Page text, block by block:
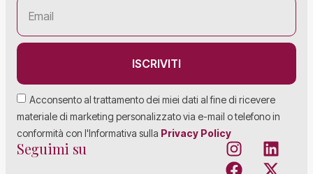
Acconsento al trattamento dei miei dati al fine di ricevere
materiale di marketing personalizzato via e-mail o telefono in
conformità con l'Informativa sulla Privacy Policy
ISCRIVITI
Seguimi su